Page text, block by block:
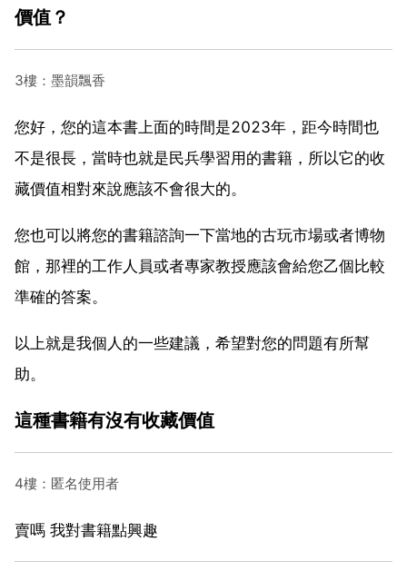
價值？
3樓：墨韻飄香
您好，您的這本書上面的時間是2023年，距今時間也
不是很長，當時也就是民兵學習用的書籍，所以它的收
藏價值相對來說應該不會很大的。
您也可以將您的書籍諮詢一下當地的古玩市場或者博物
館，那裡的工作人員或者專家教授應該會給您乙個比較
準確的答案。
以上就是我個人的一些建議，希望對您的問題有所幫
助。
這種書籍有沒有收藏價值
4樓：匿名使用者
賣嗎 我對書籍點興趣